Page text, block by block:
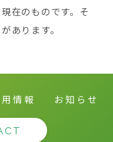
在のものです。そ
あります。
情報 お知らせ